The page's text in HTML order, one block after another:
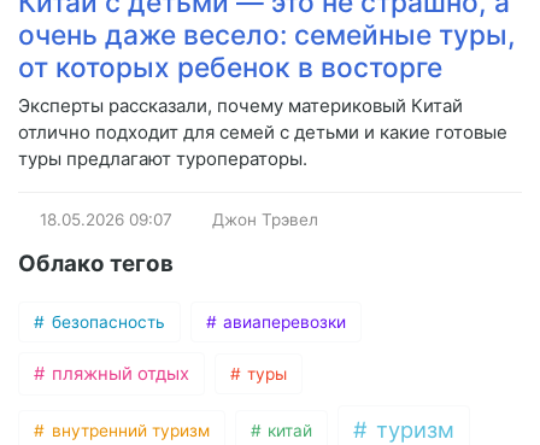
очень даже весело: семейные туры,
от которых ребенок в восторге
Эксперты рассказали, почему материковый Китай
отлично подходит для семей с детьми и какие готовые
туры предлагают туроператоры.
18.05.2026 09:07 Джон Трэвел
Облако тегов
безопасность авиаперевозки
пляжный отдых туры
внутренний туризм китай туризм